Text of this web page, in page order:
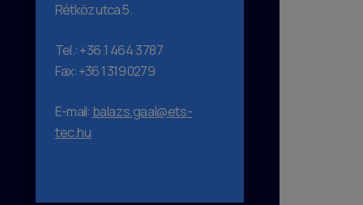
Rétköz utca 5.
Tel.:+36 1 464 3787
Fax: +36 1 319 0279
E-mail: balazs.gaal@ets-
tec.hu